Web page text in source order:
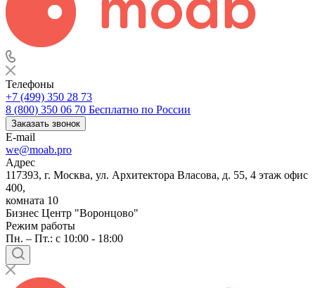
Телефоны
+7 (499) 350 28 73
8 (800) 350 06 70 Бесплатно по России
Заказать звонок
E-mail
we@moab.pro
Адрес
117393, г. Москва, ул. Архитектора Власова, д. 55, 4 этаж офис
400,
комната 10
Бизнес Центр "Воронцово"
Режим работы
Пн. – Пт.: с 10:00 - 18:00